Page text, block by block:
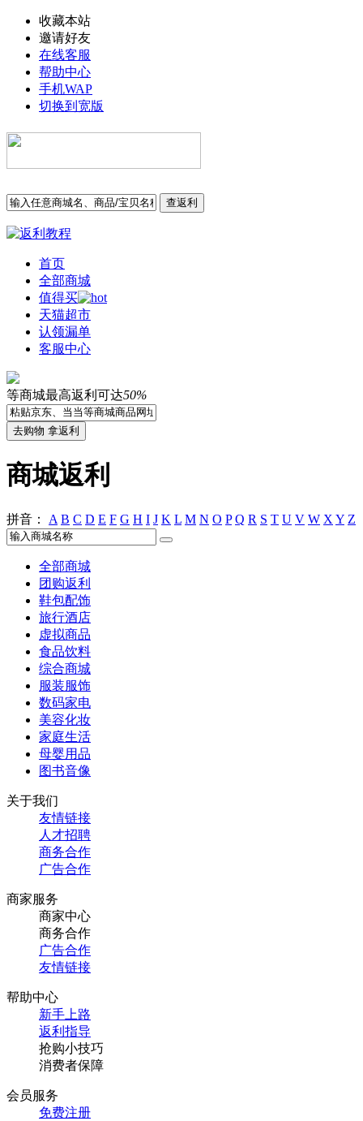
收藏本站
邀请好友
在线客服
帮助中心
手机WAP
切换到宽版
查返利
首页
全部商城
值得买
天猫超市
认领漏单
客服中心
等商城最高返利可达50%
商城返利
拼音： A B C D E F G H I J K L M N O P Q R S T U V W X Y Z
全部商城
团购返利
鞋包配饰
旅行酒店
虚拟商品
食品饮料
综合商城
服装服饰
数码家电
美容化妆
家庭生活
母婴用品
图书音像
关于我们
友情链接
人才招聘
商务合作
广告合作
商家服务
商家中心
商务合作
广告合作
友情链接
帮助中心
新手上路
返利指导
抢购小技巧
消费者保障
会员服务
免费注册